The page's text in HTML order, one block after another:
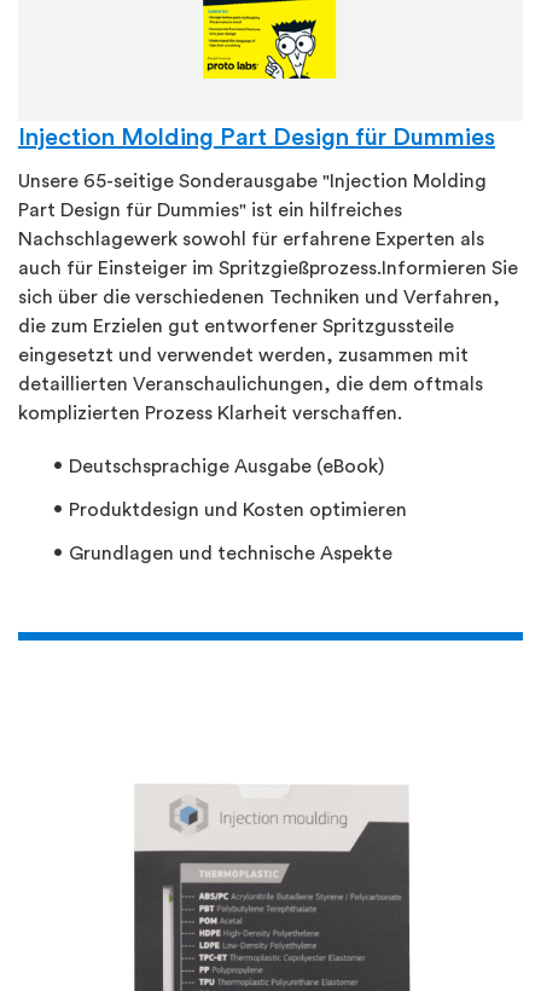
Injection Molding Part Design für Dummies
Unsere 65-seitige Sonderausgabe "Injection Molding
Part Design für Dummies" ist ein hilfreiches
Nachschlagewerk sowohl für erfahrene Experten als
auch für Einsteiger im Spritzgießprozess.Informieren Sie
sich über die verschiedenen Techniken und Verfahren,
die zum Erzielen gut entworfener Spritzgussteile
eingesetzt und verwendet werden, zusammen mit
detaillierten Veranschaulichungen, die dem oftmals
komplizierten Prozess Klarheit verschaffen.
Deutschsprachige Ausgabe (eBook)
Produktdesign und Kosten optimieren
Grundlagen und technische Aspekte